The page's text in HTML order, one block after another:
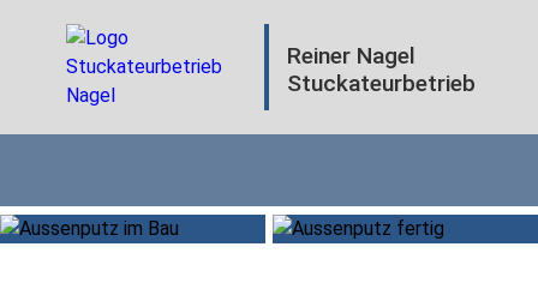
Reiner Nagel
Stuckateurbetrieb
Home